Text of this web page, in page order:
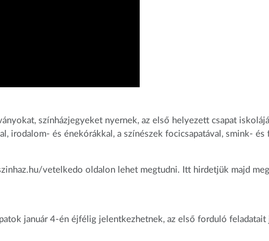
színházjegyeket nyernek, az első helyezett csapat
irodalom- és énekórákkal, a színészek focicsapatával, smink-
vetelkedo oldalon lehet megtudni. Itt hirdetjük majd
január 4-én éjfélig jelentkezhetnek, az első forduló